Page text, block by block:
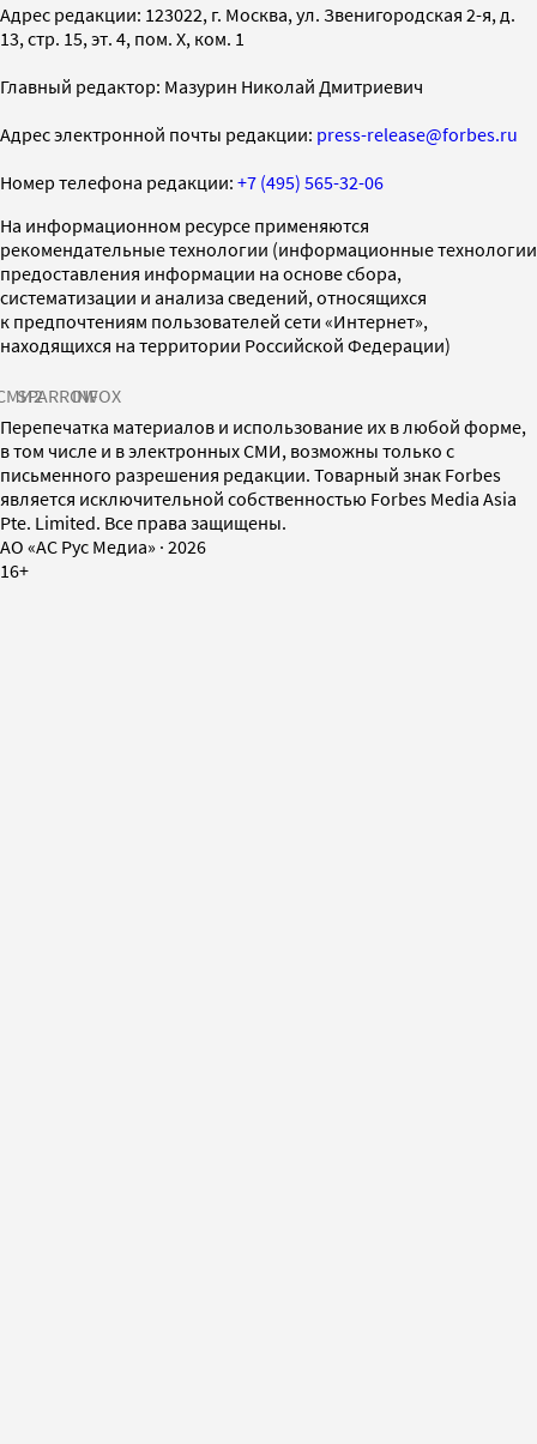
Адрес редакции: 123022, г. Москва, ул. Звенигородская 2-я, д.
13, стр. 15, эт. 4, пом. X, ком. 1
Главный редактор: Мазурин Николай Дмитриевич
Адрес электронной почты редакции: press-release@forbes.ru
Номер телефона редакции: +7 (495) 565-32-06
На информационном ресурсе применяются
рекомендательные технологии (информационные технологии
предоставления информации на основе сбора,
систематизации и анализа сведений, относящихся
к предпочтениям пользователей сети «Интернет»,
находящихся на территории Российской Федерации)
SPARROWINFOX
Перепечатка материалов и использование их в любой форме,
в том числе и в электронных СМИ, возможны только с
письменного разрешения редакции. Товарный знак Forbes
является исключительной собственностью Forbes Media Asia
Pte. Limited. Все права защищены.
AO «АС Рус Медиа» · 2026
16+